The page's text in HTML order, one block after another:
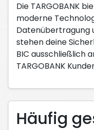
Die TARGOBANK
moderne
Datenübertragung
stehen deine
BIC ausschließlich
TARGOBANK
Häufig